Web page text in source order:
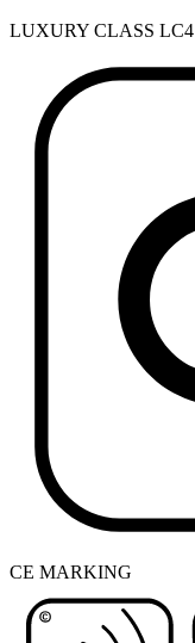
LUXURY CLASS LC4
CE MARKING